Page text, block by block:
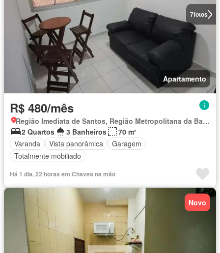
7fotos
Apartamento
R$ 480/mês
Região Imediata de Santos, Região Metropolitana da Baixada Santista
2 Quartos
3 Banheiros
70 m²
Varanda
Vista panorâmica
Garagem
Totalmente mobiliado
Há 1 dia, 22 horas em Chaves na mão
Novo